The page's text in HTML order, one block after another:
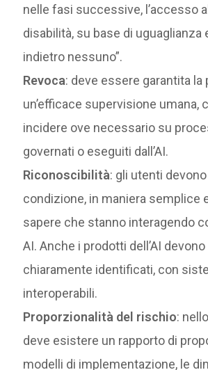
nelle fasi successive, l’accesso
disabilità, su base di uguaglianza
indietro nessuno”.
Revoca: deve essere garantita la
un’efficace supervisione umana,
incidere ove necessario su
governati o eseguiti dall’AI.
Riconoscibilità: gli utenti
condizione, in maniera semplice
sapere che stanno interagendo
AI. Anche i prodotti dell’AI
chiaramente identificati, con
interoperabili.
Proporzionalità del rischio:
deve esistere un rapporto di
modelli di implementazione, le